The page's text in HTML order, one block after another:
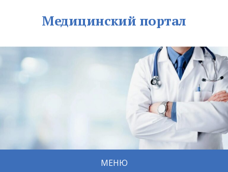
Медицинский портал
МЕНЮ